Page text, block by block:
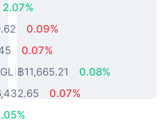
2.07%
0.09%
0.07%
฿11,665.21
0.08%
0.07%